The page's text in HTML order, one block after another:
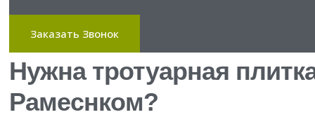
Заказать Звонок
Нужна тротуарная
Рамеснком?